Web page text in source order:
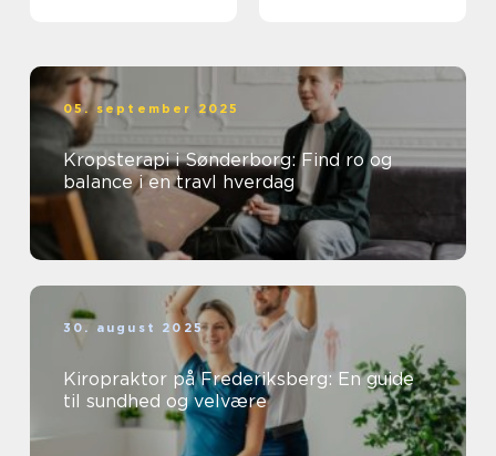
05. september 2025
Kropsterapi i Sønderborg: Find ro og
balance i en travl hverdag
30. august 2025
Kiropraktor på Frederiksberg: En guide
til sundhed og velvære